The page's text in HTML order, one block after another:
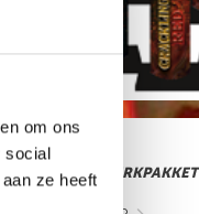
om ons
social
ze heeft
DELIG VUURWERKPAKKET
- meer info